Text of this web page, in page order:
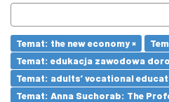
Temat: the new economy ×
Temat: edukacja zawodowa
Temat: adults’ vocational
Temat: Anna Suchorab: The